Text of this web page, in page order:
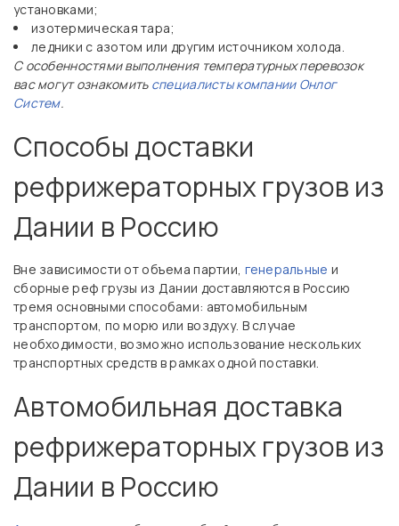
установками;
изотермическая тара;
ледники с азотом или другим источником холода.
С особенностями выполнения температурных перевозок
вас могут ознакомить специалисты компании Онлог
Систем.
Способы доставки
рефрижераторных грузов из
Дании в Россию
Вне зависимости от объема партии, генеральные и
сборные реф грузы из Дании доставляются в Россию
тремя основными способами: автомобильным
транспортом, по морю или воздуху. В случае
необходимости, возможно использование нескольких
транспортных средств в рамках одной поставки.
Автомобильная доставка
рефрижераторных грузов из
Дании в Россию